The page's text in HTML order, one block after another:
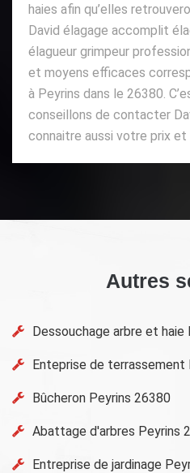
haies afin qu’elles
David élagage accomplit
élagueur grimpeur
et moyens efficaces
à Peyrins dans le 26380.
conseillons de contacter
connaitre aussi votre prix
Autres
Dessouchage arbre et haie
Enteprise de terrassement
Bûcheron Peyrins 26380
Abattage d'arbres Peyrins
Entreprise de jardinage